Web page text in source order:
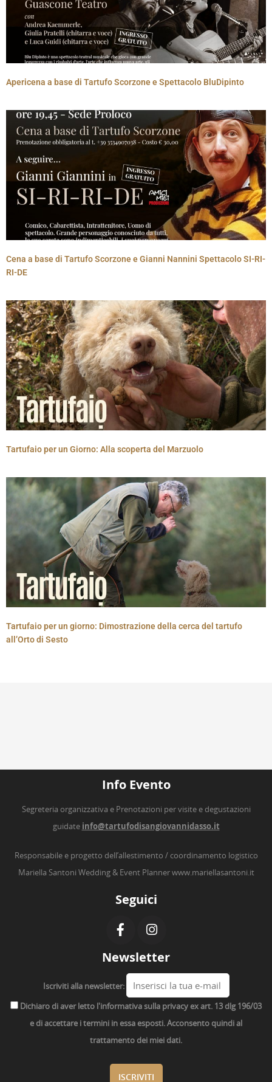
Apericena a base di Tartufo Scorzone e Spettacolo BluDipinto
Cena a base di Tartufo Scorzone e Gianni Nannini Spettacolo SI-RI-
RI-DE
Tartufaio per un Giorno: Alla scoperta del Marzuolo
Tartufaio per un giorno: Dimostrazione della cerca del tartufo
all’Orto di Sesto
Info Evento
Segreteria organizzativa e Prenotazioni per visite e degustazioni
guidate info@tartufodisangiovannidasso.it
Responsabile e progetto dell’allestimento / coordinamento logistico
Mariella Santoni Wedding & Event Plannerwww.mariellasantoni.it
Seguici
Newsletter
Iscriviti alla newsletter:
Dichiaro di aver letto l'informativa sulla privacy ex art. 13 dlg 196/03
e di accettare i termini in essa esposti. Acconsento quindi al
trattamento dei miei dati.